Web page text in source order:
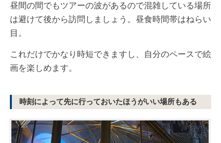
昼間の間でもツアーの波があるので混雑している場所
は避けて後から訪問しましょう。昼食時間帯はねらい
目。
これだけでかなり時短できますし、自分のペースで絵
画を楽しめます。
時刻によって先に行っておいたほうがいい場所もある